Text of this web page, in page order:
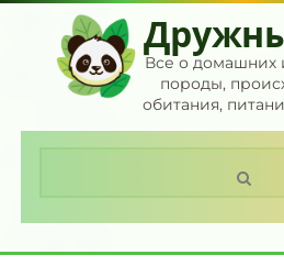
Перейти
контенту
Все о домашних
породы,
обитания,